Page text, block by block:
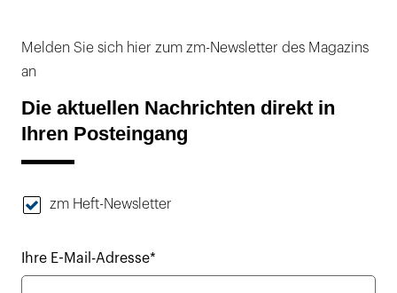
Melden Sie sich hier zum zm-Newsletter des Magazins
an
Die aktuellen Nachrichten direkt in
Ihren Posteingang
zm Heft-Newsletter
Ihre E-Mail-Adresse*